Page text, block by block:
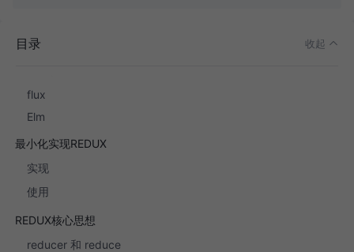
目录 收起
为什么写这篇文章
flux
Elm
最小化实现REDUX
实现
使用
REDUX核心思想
reducer 和 reduce